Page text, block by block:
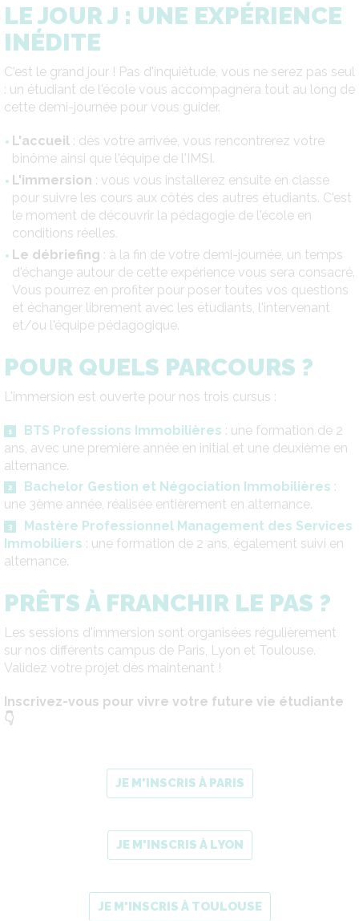
LE JOUR J : UNE EXPÉRIENCE
INÉDITE
C'est le grand jour ! Pas d'inquiétude, vous ne serez pas seul
: un étudiant de l'école vous accompagnera tout au long de
cette demi-journée pour vous guider.
L'accueil : dès votre arrivée, vous rencontrerez votre
binôme ainsi que l'équipe de l'IMSI.
L'immersion : vous vous installerez ensuite en classe
pour suivre les cours aux côtés des autres étudiants. C'est
le moment de découvrir la pédagogie de l'école en
conditions réelles.
Le débriefing : à la fin de votre demi-journée, un temps
d'échange autour de cette expérience vous sera consacré.
Vous pourrez en profiter pour poser toutes vos questions
et échanger librement avec les étudiants, l'intervenant
et/ou l'équipe pédagogique.
POUR QUELS PARCOURS ?
L'immersion est ouverte pour nos trois cursus :
BTS Professions Immobilières : une formation de 2
ans, avec une première année en initial et une deuxième en
alternance.
Bachelor Gestion et Négociation Immobilières :
une 3ème année, réalisée entièrement en alternance.
Mastère Professionnel Management des Services
Immobiliers : une formation de 2 ans, également suivi en
alternance.
PRÊTS À FRANCHIR LE PAS ?
Les sessions d'immersion sont organisées régulièrement
sur nos différents campus de Paris, Lyon et Toulouse.
Validez votre projet dès maintenant !
Inscrivez-vous pour vivre votre future vie étudiante ​
👇
JE M'INSCRIS À PARIS
JE M'INSCRIS À LYON
JE M'INSCRIS À TOULOUSE